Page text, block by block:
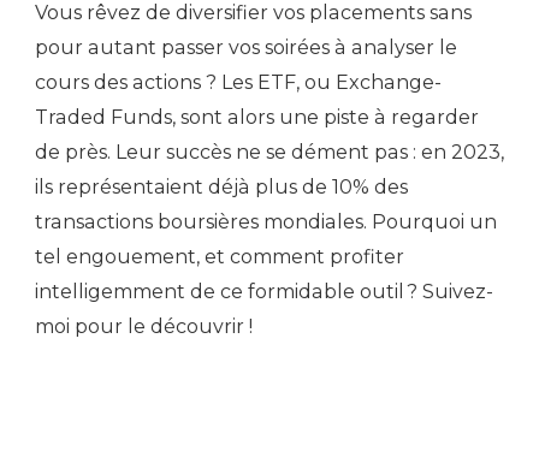
Vous rêvez de diversifier vos placements sans
pour autant passer vos soirées à analyser le
cours des actions ? Les ETF, ou Exchange-
Traded Funds, sont alors une piste à regarder
de près. Leur succès ne se dément pas : en 2023,
ils représentaient déjà plus de 10% des
transactions boursières mondiales. Pourquoi un
tel engouement, et comment profiter
intelligemment de ce formidable outil ? Suivez-
moi pour le découvrir !